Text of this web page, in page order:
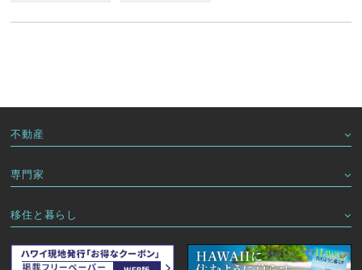
不動産
専門家
移住と暮らし